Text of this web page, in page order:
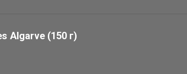
Algarve (150 г)